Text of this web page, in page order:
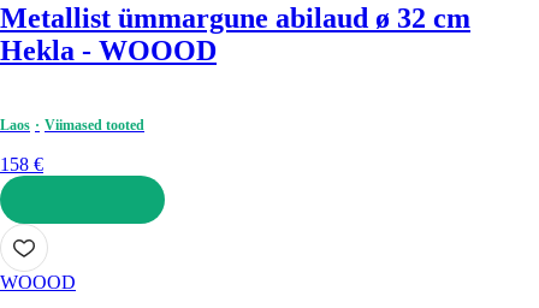
Metallist ümmargune abilaud ø 32 cm
Hekla - WOOOD
Laos Viimased tooted
158 €
LISA OSTUKORVI
WOOOD